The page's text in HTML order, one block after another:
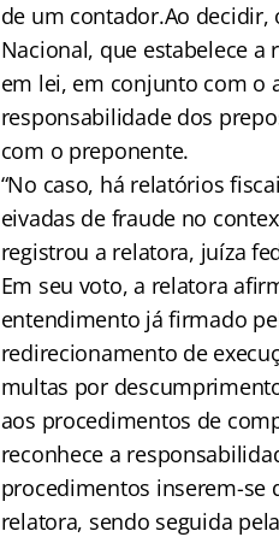
de um contador.Ao
Nacional, que estabelece a
em lei, em conjunto com o
responsabilidade dos
com o preponente.
“No caso, há relatórios
eivadas de fraude no
registrou a relatora, juíza
Em seu voto, a relatora
entendimento já firmado
redirecionamento de
multas por
aos procedimentos de
reconhece a
procedimentos inserem-se
relatora, sendo seguida